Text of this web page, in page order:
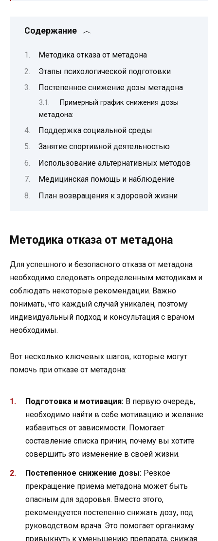
Содержание
Методика отказа от метадона
Этапы психологической подготовки
Постепенное снижение дозы метадона
Примерный график снижения дозы
метадона:
Поддержка социальной среды
Занятие спортивной деятельностью
Использование альтернативных методов
Медицинская помощь и наблюдение
План возвращения к здоровой жизни
Методика отказа от метадона
Для успешного и безопасного отказа от метадона
необходимо следовать определенным методикам и
соблюдать некоторые рекомендации. Важно
понимать, что каждый случай уникален, поэтому
индивидуальный подход и консультация с врачом
необходимы.
Вот несколько ключевых шагов, которые могут
помочь при отказе от метадона:
Подготовка и мотивация: В первую очередь,
необходимо найти в себе мотивацию и желание
избавиться от зависимости. Помогает
составление списка причин, почему вы хотите
совершить это изменение в своей жизни.
Постепенное снижение дозы: Резкое
прекращение приема метадона может быть
опасным для здоровья. Вместо этого,
рекомендуется постепенно снижать дозу, под
руководством врача. Это помогает организму
привыкнуть к уменьшению препарата, снижая